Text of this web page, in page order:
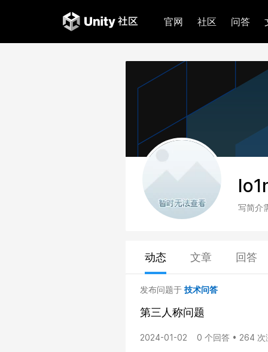
官网 社区 问答
写简介
动态 文章 回答
发布问题于 技术问答
第三人称问题
2024-01-02 0 个回答 • 264 次